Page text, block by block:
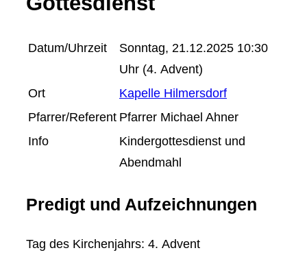
Datum/Uhrzeit
Sonntag, 21.12.2025 10:30
Uhr (4. Advent)
Ort
Kapelle Hilmersdorf
Pfarrer/Referent Pfarrer Michael Ahner
Info
Kindergottesdienst und
Abendmahl
Predigt und Aufzeichnungen
Tag des Kirchenjahrs: 4. Advent